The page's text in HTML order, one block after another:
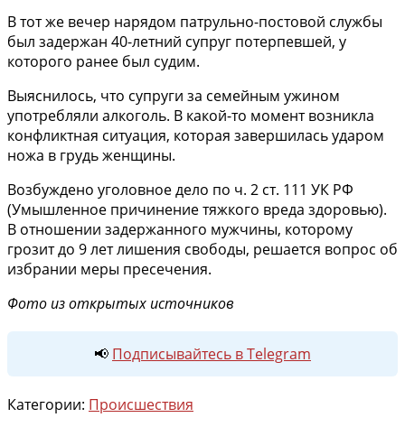
В тот же вечер нарядом патрульно-постовой службы
был задержан 40-летний супруг потерпевшей, у
которого ранее был судим.
Выяснилось, что супруги за семейным ужином
употребляли алкоголь. В какой-то момент возникла
конфликтная ситуация, которая завершилась ударом
ножа в грудь женщины.
Возбуждено уголовное дело по ч. 2 ст. 111 УК РФ
(Умышленное причинение тяжкого вреда здоровью).
В отношении задержанного мужчины, которому
грозит до 9 лет лишения свободы, решается вопрос об
избрании меры пресечения.
Фото из открытых источников
📢 Подписывайтесь в Telegram
Категории: Происшествия